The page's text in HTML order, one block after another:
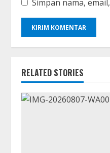
Simpan nama,
RELATED STORIES